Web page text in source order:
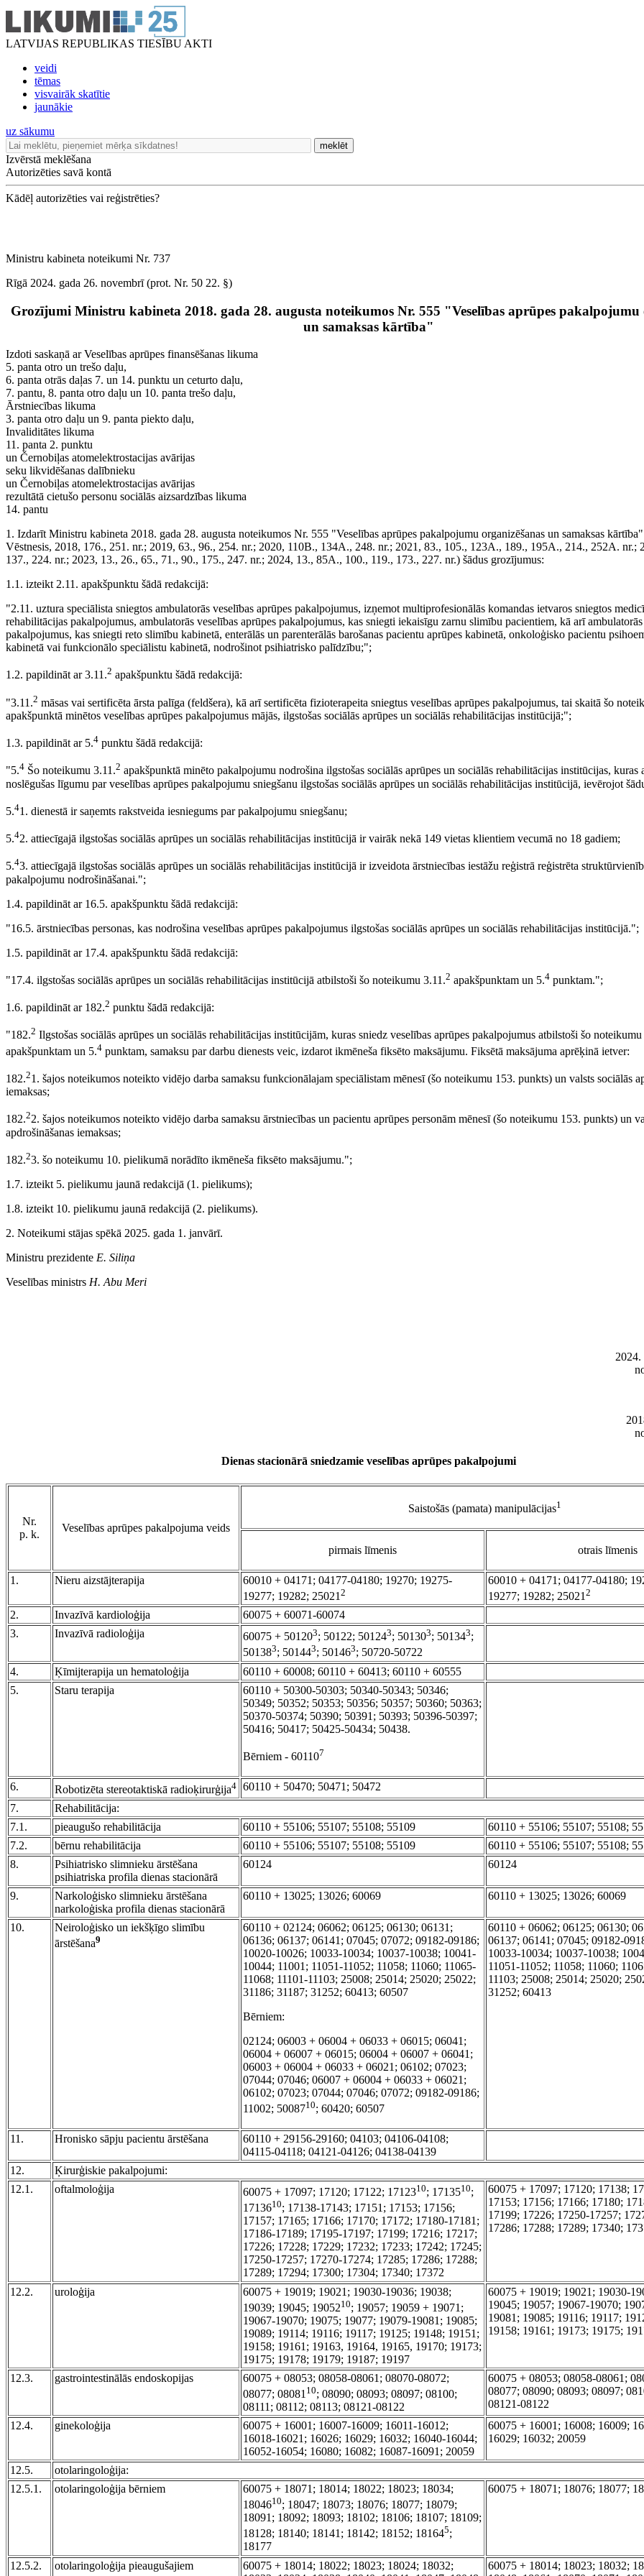
LATVIJAS REPUBLIKAS TIESĪBU AKTI
veidi
tēmas
visvairāk skatītie
jaunākie
uz sākumu
meklēt
Izvērstā meklēšana
Autorizēties savā kontā
Kādēļ autorizēties vai reģistrēties?
Ministru kabineta noteikumi Nr. 737
Rīgā 2024. gada 26. novembrī (prot. Nr. 50 22. §)
Grozījumi Ministru kabineta 2018. gada 28. augusta noteikumos Nr. 555 "Veselības aprūpes pakalpojumu
un samaksas kārtība"
Izdoti saskaņā ar Veselības aprūpes finansēšanas likuma
5. panta otro un trešo daļu,
6. panta otrās daļas 7. un 14. punktu un ceturto daļu,
7. pantu, 8. panta otro daļu un 10. panta trešo daļu,
Ārstniecības likuma
3. panta otro daļu un 9. panta piekto daļu,
Invaliditātes likuma
11. panta 2. punktu
un Černobiļas atomelektrostacijas avārijas
seku likvidēšanas dalībnieku
un Černobiļas atomelektrostacijas avārijas
rezultātā cietušo personu sociālās aizsardzības likuma
14. pantu
1. Izdarīt Ministru kabineta 2018. gada 28. augusta noteikumos Nr. 555 "Veselības aprūpes pakalpojumu organizēšanas un samaksas
Vēstnesis, 2018, 176., 251. nr.; 2019, 63., 96., 254. nr.; 2020, 110B., 134A., 248. nr.; 2021, 83., 105., 123A., 189., 195A., 214., 252A. nr.;
137., 224. nr.; 2023, 13., 26., 65., 71., 90., 175., 247. nr.; 2024, 13., 85A., 100., 119., 173., 227. nr.) šādus grozījumus:
1.1. izteikt 2.11. apakšpunktu šādā redakcijā:
"2.11. uztura speciālista sniegtos ambulatorās veselības aprūpes pakalpojumus, izņemot multiprofesionālās komandas ietvaros sniegtos
rehabilitācijas pakalpojumus, ambulatorās veselības aprūpes pakalpojumus, kas sniegti iekaisīgu zarnu slimību pacientiem, kā arī
pakalpojumus, kas sniegti reto slimību kabinetā, enterālās un parenterālās barošanas pacientu aprūpes kabinetā, onkoloģisko pacientu
kabinetā vai funkcionālo speciālistu kabinetā, nodrošinot psihiatrisko palīdzību;";
1.2. papildināt ar 3.11.2 apakšpunktu šādā redakcijā:
"3.11.2 māsas vai sertificēta ārsta palīga (feldšera), kā arī sertificēta fizioterapeita sniegtus veselības aprūpes pakalpojumus, tai skaitā šo
apakšpunktā minētos veselības aprūpes pakalpojumus mājās, ilgstošas sociālās aprūpes un sociālās rehabilitācijas institūcijā;";
1.3. papildināt ar 5.4 punktu šādā redakcijā:
"5.4 Šo noteikumu 3.11.2 apakšpunktā minēto pakalpojumu nodrošina ilgstošas sociālās aprūpes un sociālās rehabilitācijas institūcijas, kuras
noslēgušas līgumu par veselības aprūpes pakalpojumu sniegšanu ilgstošas sociālās aprūpes un sociālās rehabilitācijas institūcijā, ievērojot
5.41. dienestā ir saņemts rakstveida iesniegums par pakalpojumu sniegšanu;
5.42. attiecīgajā ilgstošas sociālās aprūpes un sociālās rehabilitācijas institūcijā ir vairāk nekā 149 vietas klientiem vecumā no 18 gadiem;
5.43. attiecīgajā ilgstošas sociālās aprūpes un sociālās rehabilitācijas institūcijā ir izveidota ārstniecības iestāžu reģistrā reģistrēta
pakalpojumu nodrošināšanai.";
1.4. papildināt ar 16.5. apakšpunktu šādā redakcijā:
"16.5. ārstniecības personas, kas nodrošina veselības aprūpes pakalpojumus ilgstošas sociālās aprūpes un sociālās rehabilitācijas institūcijā.";
1.5. papildināt ar 17.4. apakšpunktu šādā redakcijā:
"17.4. ilgstošas sociālās aprūpes un sociālās rehabilitācijas institūcijā atbilstoši šo noteikumu 3.11.2 apakšpunktam un 5.4 punktam.";
1.6. papildināt ar 182.2 punktu šādā redakcijā:
"182.2 Ilgstošas sociālās aprūpes un sociālās rehabilitācijas institūcijām, kuras sniedz veselības aprūpes pakalpojumus atbilstoši šo noteikumu
apakšpunktam un 5.4 punktam, samaksu par darbu dienests veic, izdarot ikmēneša fiksēto maksājumu. Fiksētā maksājuma aprēķinā ietver:
182.21. šajos noteikumos noteikto vidējo darba samaksu funkcionālajam speciālistam mēnesī (šo noteikumu 153. punkts) un valsts sociālās
iemaksas;
182.22. šajos noteikumos noteikto vidējo darba samaksu ārstniecības un pacientu aprūpes personām mēnesī (šo noteikumu 153. punkts) un
apdrošināšanas iemaksas;
182.23. šo noteikumu 10. pielikumā norādīto ikmēneša fiksēto maksājumu.";
1.7. izteikt 5. pielikumu jaunā redakcijā (1. pielikums);
1.8. izteikt 10. pielikumu jaunā redakcijā (2. pielikums).
2. Noteikumi stājas spēkā 2025. gada 1. janvārī.
Ministru prezidente E. Siliņa
Veselības ministrs H. Abu Meri
2024.
Dienas stacionārā sniedzamie veselības aprūpes pakalpojumi
Nr.
p. k.
Veselības aprūpes pakalpojuma veids
Saistošās (pamata) manipulācijas1
pirmais līmenis otrais līmenis
1. Nieru aizstājterapija
60010 + 04171; 04177-04180; 19270; 19275-
19277; 19282; 25021 2
60010 + 04171; 04177-04180;
19277; 19282; 25021 2
2. Invazīvā kardioloģija
60075 + 60071-60074
3.
Invazīvā radioloģija 60075 + 501203; 50122; 501243; 501303; 501343;
501383; 501443; 501463; 50720-50722
4.
Ķīmijterapija un hematoloģija
60110 + 60008; 60110 + 60413; 60110 + 60555
5.
Staru terapija
60110 + 50300-50303; 50340-50343; 50346;
50349; 50352; 50353; 50356; 50357; 50360; 50363;
50370-50374; 50390; 50391; 50393; 50396-50397;
50416; 50417; 50425-50434; 50438.
Bērniem - 601107
6. Robotizēta stereotaktiskā radioķirurģija4 60110 + 50470; 50471; 50472
7.
Rehabilitācija:
7.1.
pieaugušo rehabilitācija 60110 + 55106; 55107; 55108; 55109
60110 + 55106; 55107; 55108;
7.2.
bērnu rehabilitācija 60110 + 55106; 55107; 55108; 55109
60110 + 55106; 55107; 55108;
8.
Psihiatrisko slimnieku ārstēšana
psihiatriska profila dienas stacionārā
60124 60124
9.
Narkoloģisko slimnieku ārstēšana
narkoloģiska profila dienas stacionārā
60110 + 13025; 13026; 60069 60110 + 13025; 13026; 60069
10.
Neiroloģisko un iekšķīgo slimību
ārstēšana9
60110 + 02124; 06062; 06125; 06130; 06131;
06136; 06137; 06141; 07045; 07072; 09182-09186;
10020-10026; 10033-10034; 10037-10038; 10041-
10044; 11001; 11051-11052; 11058; 11060; 11065-
11068; 11101-11103; 25008; 25014; 25020; 25022;
31186; 31187; 31252; 60413; 60507
Bērniem:
02124; 06003 + 06004 + 06033 + 06015; 06041;
06004 + 06007 + 06015; 06004 + 06007 + 06041;
06003 + 06004 + 06033 + 06021; 06102; 07023;
07044; 07046; 06007 + 06004 + 06033 + 06021;
06102; 07023; 07044; 07046; 07072; 09182-09186;
11002; 5008710; 60420; 60507
60110 + 06062; 06125; 06130;
06137; 06141; 07045; 09182-
10033-10034; 10037-10038;
11051-11052; 11058; 11060;
11103; 25008; 25014; 25020;
31252; 60413
11. Hronisko sāpju pacientu ārstēšana
60110 + 29156-29160; 04103; 04106-04108;
04115-04118; 04121-04126; 04138-04139
12.
Ķirurģiskie pakalpojumi:
12.1.
oftalmoloģija 60075 + 17097; 17120; 17122; 1712310; 1713510;
1713610; 17138-17143; 17151; 17153; 17156;
17157; 17165; 17166; 17170; 17172; 17180-17181;
17186-17189; 17195-17197; 17199; 17216; 17217;
17226; 17228; 17229; 17232; 17233; 17242; 17245;
17250-17257; 17270-17274; 17285; 17286; 17288;
17289; 17294; 17300; 17304; 17340; 17372
60075 + 17097; 17120; 17138;
17153; 17156; 17166; 17180;
17199; 17226; 17250-17257;
17286; 17288; 17289; 17340;
12.2. uroloģija
60075 + 19019; 19021; 19030-19036; 19038;
19039; 19045; 1905210; 19057; 19059 + 19071;
19067-19070; 19075; 19077; 19079-19081; 19085;
19089; 19114; 19116; 19117; 19125; 19148; 19151;
19158; 19161; 19163, 19164, 19165, 19170; 19173;
19175; 19178; 19179; 19187; 19197
60075 + 19019; 19021; 19030-
19045; 19057; 19067-19070;
19081; 19085; 19116; 19117;
19158; 19161; 19173; 19175;
12.3. gastrointestinālās endoskopijas
60075 + 08053; 08058-08061; 08070-08072;
08077; 08081 10; 08090; 08093; 08097; 08100;
08111; 08112; 08113; 08121-08122
60075 + 08053; 08058-08061;
08077; 08090; 08093; 08097;
08121-08122
12.4.
ginekoloģija
60075 + 16001; 16007-16009; 16011-16012;
16018-16021; 16026; 16029; 16032; 16040-16044;
16052-16054; 16080; 16082; 16087-16091; 20059
60075 + 16001; 16008; 16009;
16029; 16032; 20059
12.5.
otolaringoloģija:
12.5.1.
otolaringoloģija bērniem
60075 + 18071; 18014; 18022; 18023; 18034;
1804610; 18047; 18073; 18076; 18077; 18079;
18091; 18092; 18093; 18102; 18106; 18107; 18109;
18128; 18140; 18141; 18142; 18152; 181645;
18177
60075 + 18071; 18076; 18077;
12.5.2. otolaringoloģija pieaugušajiem
60075 + 18014; 18022; 18023; 18024; 18032;
60075 + 18014; 18023; 18032;